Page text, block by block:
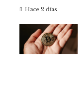
Hace 2 días